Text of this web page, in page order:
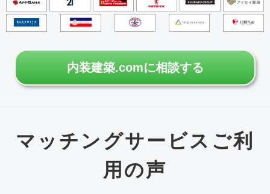
内装建築.comに相談する
マッチングサービスご利
用の声